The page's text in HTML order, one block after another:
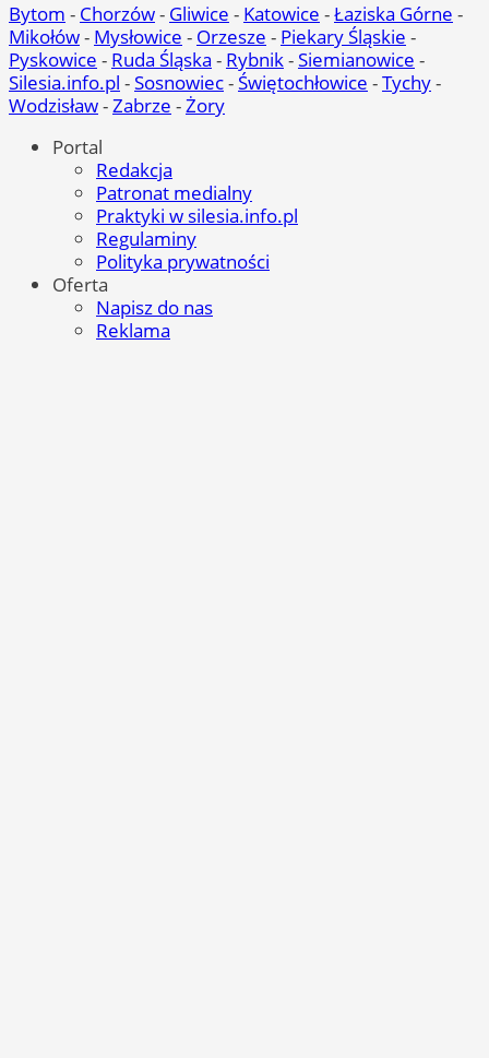
Bytom - Chorzów- Gliwice - Katowice -Łaziska Górne -
Mikołów- Mysłowice - Orzesze - Piekary Śląskie -
Pyskowice - Ruda Śląska - Rybnik-Siemianowice -
Silesia.info.pl -Sosnowiec-Świętochłowice -Tychy-
Wodzisław-Zabrze -Żory
Portal
Redakcja
Patronat medialny
Praktyki w silesia.info.pl
Regulaminy
Polityka prywatności
Oferta
Napisz do nas
Reklama